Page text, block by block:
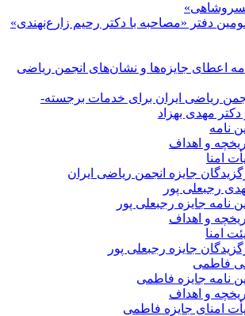
دفتر «مصاحبه با دکتر رحیم زارع‌نهندی»
اعطای جایزه‌ها و نشان‌های انجمن ریاضی
ریاضی ایران برای خدمات برجسته-
دکتر مهدی بهزاد
نامه
و اهداف
امنا
جایزه انجمن ریاضی ایران
رجبعلی پور
نامه جایزه رجبعلی پور
و اهداف
امنا
جایزه رجبعلی پور
فاطمی
نامه جایزه فاطمی
و اهداف
امنای جایزه فاطمی